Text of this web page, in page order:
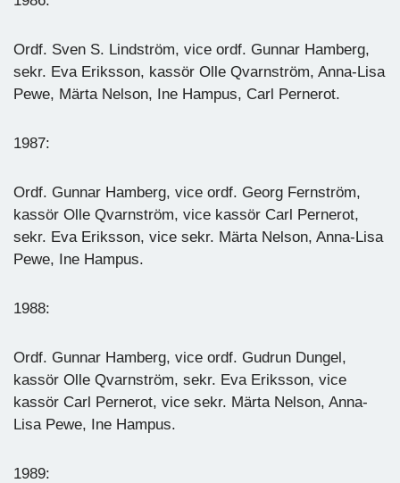
Ordf. Sven S. Lindström, vice ordf. Gunnar Hamberg,
sekr. Eva Eriksson, kassör Olle Qvarnström, Anna-Lisa
Pewe, Märta Nelson, Ine Hampus, Carl Pernerot.
1987:
Ordf. Gunnar Hamberg, vice ordf. Georg Fernström,
kassör Olle Qvarnström, vice kassör Carl Pernerot,
sekr. Eva Eriksson, vice sekr. Märta Nelson, Anna-Lisa
Pewe, Ine Hampus.
1988:
Ordf. Gunnar Hamberg, vice ordf. Gudrun Dungel,
kassör Olle Qvarnström, sekr. Eva Eriksson, vice
kassör Carl Pernerot, vice sekr. Märta Nelson, Anna-
Lisa Pewe, Ine Hampus.
1989: